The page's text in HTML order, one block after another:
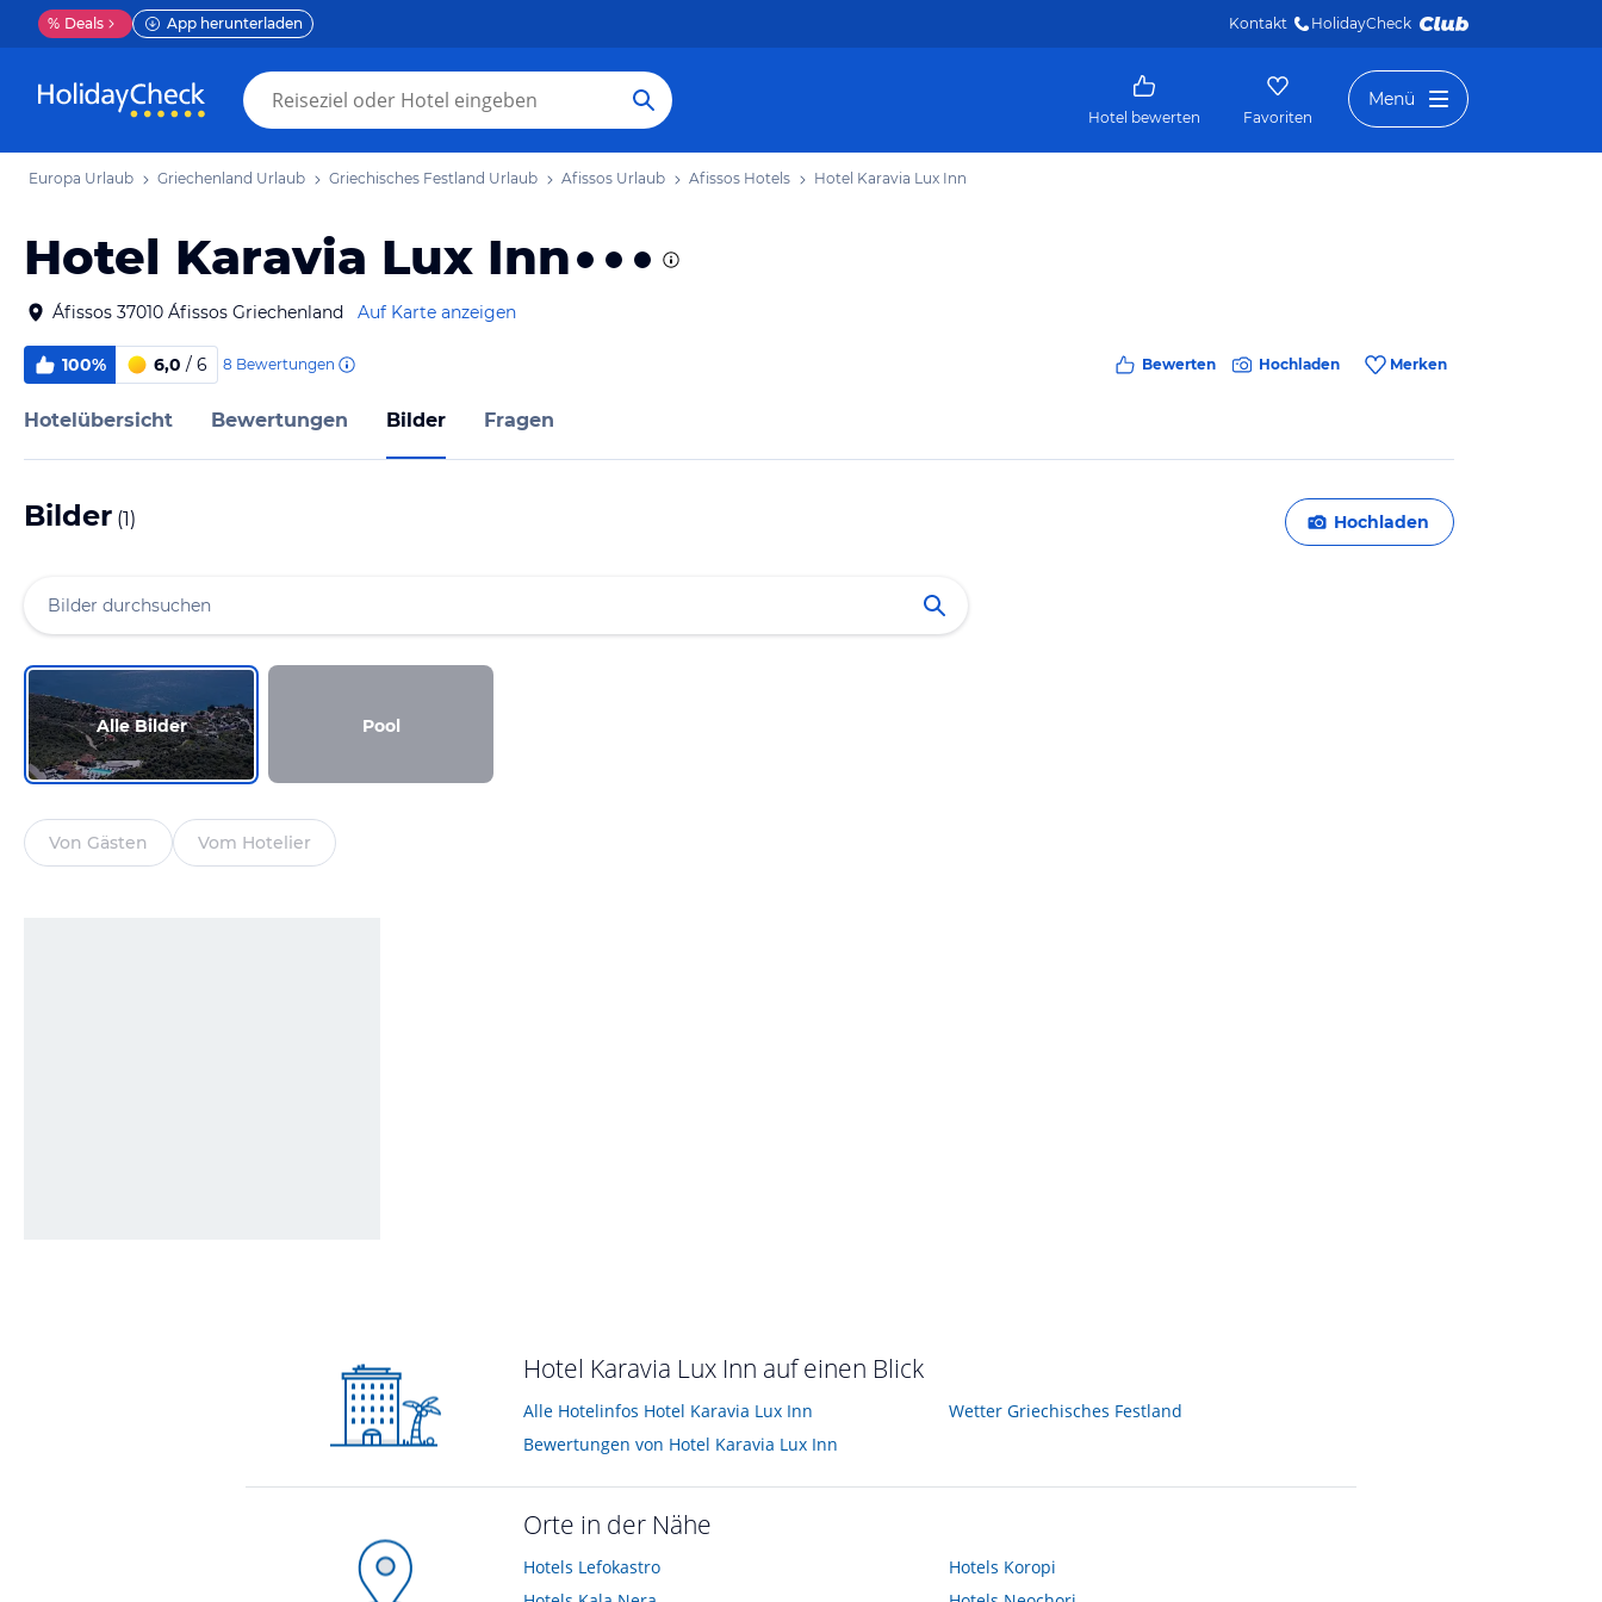
% Deals App herunterladen Kontakt HolidayCheck
Hotel bewerten Favoriten
Menü
Europa Urlaub Griechenland Urlaub Griechisches Festland Urlaub Afissos Urlaub Afissos Hotels Hotel Karavia Lux Inn
Hotel Karavia Lux Inn
Áfissos 37010 Áfissos Griechenland Auf Karte anzeigen
100% 6,0 / 6 8 Bewertungen Bewerten Hochladen Merken
Hotelübersicht Bewertungen Bilder Fragen
Bilder (1) Hochladen
Alle Bilder Pool
Von Gästen Vom Hotelier
Hotel Karavia Lux Inn auf einen Blick
Alle Hotelinfos Hotel Karavia Lux Inn
Bewertungen von Hotel Karavia Lux Inn
Wetter Griechisches Festland
Orte in der Nähe
Hotels Lefokastro
Hotels Koropi